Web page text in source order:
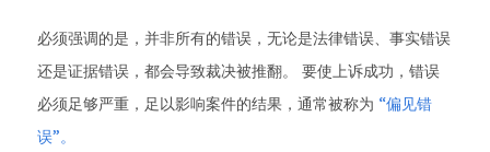
必须强调的是，并非所有的错误，无论是法律错误、事实错误
还是证据错误，都会导致裁决被推翻。 要使上诉成功，错误
必须足够严重，足以影响案件的结果，通常被称为 “偏见错
误”。